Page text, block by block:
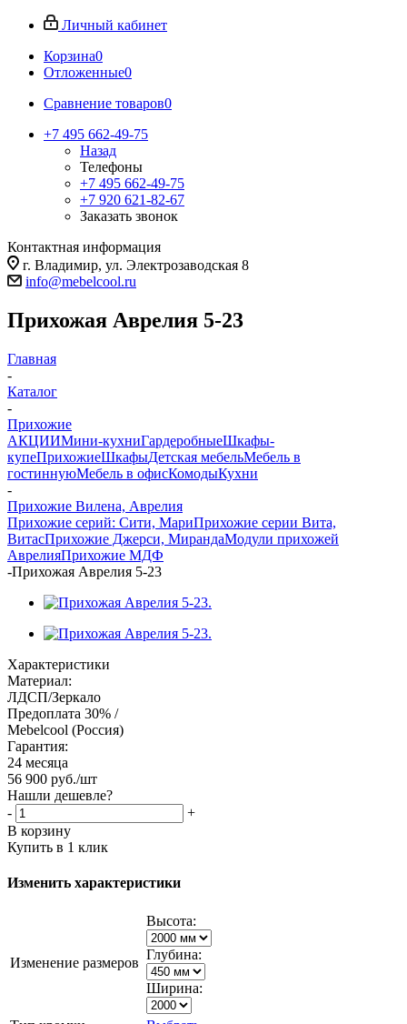
Личный кабинет
Корзина0
Отложенные0
Сравнение товаров0
+7 495 662-49-75
Назад
Телефоны
+7 495 662-49-75
+7 920 621-82-67
Заказать звонок
Контактная информация
г. Владимир, ул. Электрозаводская 8
info@mebelcool.ru
Прихожая Аврелия 5-23
Главная
-
Каталог
-
Прихожие
АКЦИИМини-кухниГардеробныеШкафы-
купеПрихожиеШкафыДетская мебельМебель в
гостиннуюМебель в офисКомодыКухни
-
Прихожие Вилена, Аврелия
Прихожие серий: Сити, МариПрихожие серии Вита,
ВитасПрихожие Джерси, МирандаМодули прихожей
АврелияПрихожие МДФ
-Прихожая Аврелия 5-23
Характеристики
Материал:
ЛДСП/Зеркало
Предоплата 30% /
Mebelcool (Россия)
Гарантия:
24 месяца
56 900 руб./шт
Нашли дешевле?
-
+
В корзину
Купить в 1 клик
Изменить характеристики
Изменение размеров
Высота:
Глубина:
Ширина: